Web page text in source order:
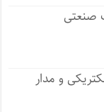
صنعتی
و مدار